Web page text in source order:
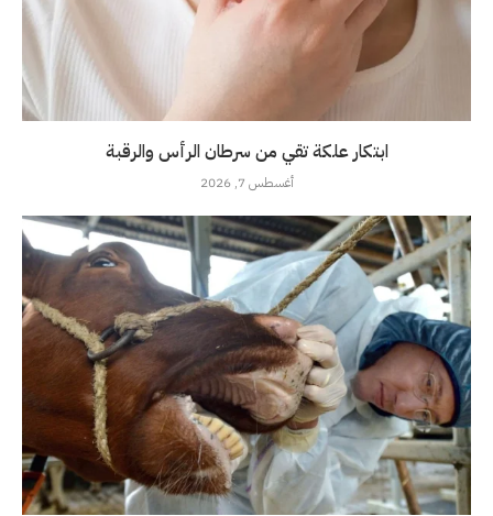
ابتكار علكة تقي من سرطان الرأس والرقبة
أغسطس 7, 2026